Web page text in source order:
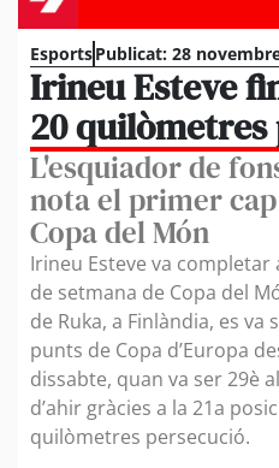
EsportsPublicat: 28
Irineu Esteve
20 quilòmetres
L'esquiador de
nota el primer
Copa del Món
Irineu Esteve va
de setmana de Copa del
de Ruka, a Finlàndia, es
punts de Copa d’Europa
dissabte, quan va ser 29è
d’ahir gràcies a la 21a
quilòmetres persecució.